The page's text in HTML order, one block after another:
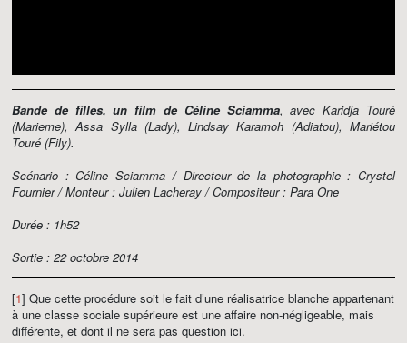
Bande de filles, un film de Céline Sciamma, avec Karidja Touré
(Marieme), Assa Sylla (Lady), Lindsay Karamoh (Adiatou), Mariétou
Touré (Fily).
Scénario : Céline Sciamma / Directeur de la photographie : Crystel
Fournier / Monteur : Julien Lacheray / Compositeur : Para One
Durée : 1h52
Sortie : 22 octobre 2014
[1] Que cette procédure soit le fait d’une réalisatrice blanche appartenant
à une classe sociale supérieure est une affaire non-négligeable, mais
différente, et dont il ne sera pas question ici.